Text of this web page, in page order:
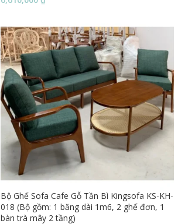
Bộ Ghế Sofa Cafe Gỗ Tần Bì Kingsofa KS-KH-
018 (Bộ gồm: 1 băng dài 1m6, 2 ghế đơn, 1
bàn trà mây 2 tầng)